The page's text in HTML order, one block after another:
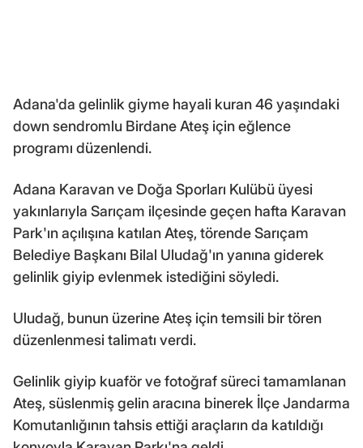
Adana'da gelinlik giyme hayali kuran 46 yaşındaki
down sendromlu Birdane Ateş için eğlence
programı düzenlendi.
Adana Karavan ve Doğa Sporları Kulübü üyesi
yakınlarıyla Sarıçam ilçesinde geçen hafta Karavan
Park'ın açılışına katılan Ateş, törende Sarıçam
Belediye Başkanı Bilal Uludağ'ın yanına giderek
gelinlik giyip evlenmek istediğini söyledi.
Uludağ, bunun üzerine Ateş için temsili bir tören
düzenlenmesi talimatı verdi.
Gelinlik giyip kuaför ve fotoğraf süreci tamamlanan
Ateş, süslenmiş gelin aracına binerek İlçe Jandarma
Komutanlığının tahsis ettiği araçların da katıldığı